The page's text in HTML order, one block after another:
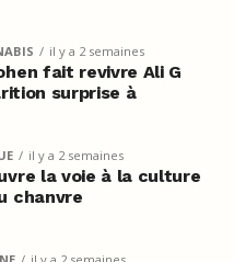
il y a 2 semaines
fait revivre Ali G
surprise à
il y a 2 semaines
la voie à la culture
chanvre